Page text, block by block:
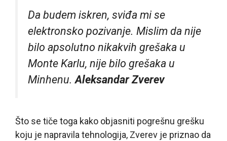
Da budem iskren, sviđa mi se
elektronsko pozivanje. Mislim da nije
bilo apsolutno nikakvih grešaka u
Monte Karlu, nije bilo grešaka u
Minhenu.Aleksandar Zverev
Što se tiče toga kako objasniti pogrešnu grešku
koju je napravila tehnologija, Zverev je priznao da